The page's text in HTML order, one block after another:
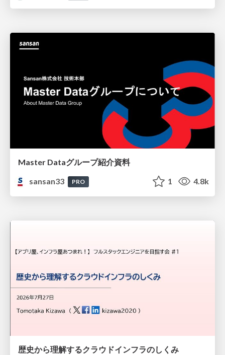
Master Dataグループ紹介資料
sansan33
PRO 1 4.8k
歴史から理解するクラウドインフラのしくみ